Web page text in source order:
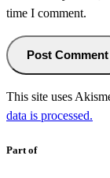
time I comment.
This site uses
data is processed.
Part of